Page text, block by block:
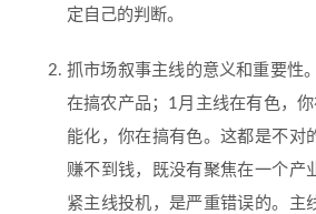
定自己的判断。
抓市场叙事主线的意义和重要性
在搞农产品；1月主线在有色，
能化，你在搞有色。这都是不对
赚不到钱，既没有聚焦在一个产
紧主线投机，是严重错误的。主